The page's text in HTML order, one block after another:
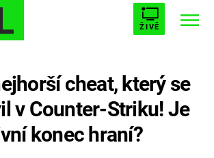
ŽIVĚ
KOTEL AVENGERS 5
cheat, který se
v Counter-Striku! Je
konec hraní?